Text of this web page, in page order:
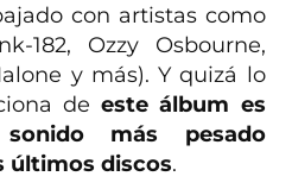
con artistas como
182, Ozzy Osbourne,
y más). Y quizá lo
deeste álbum es
más pesado
últimos discos.